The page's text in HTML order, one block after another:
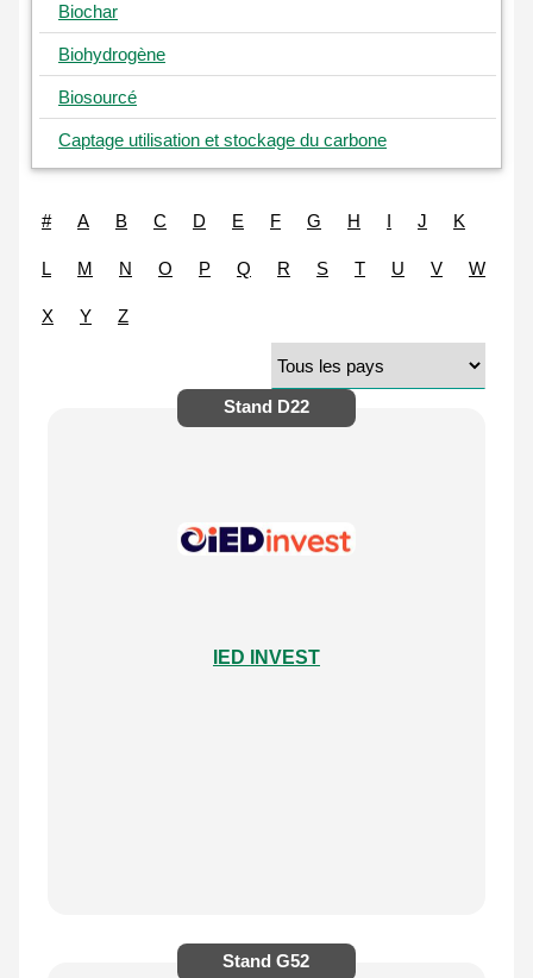
Biochar
Biohydrogène
Biosourcé
Captage utilisation et stockage du carbone
# A B C D E F G H I J K
L M N O P Q R S T U V W
X Y Z
Stand D22
IED INVEST
Stand G52